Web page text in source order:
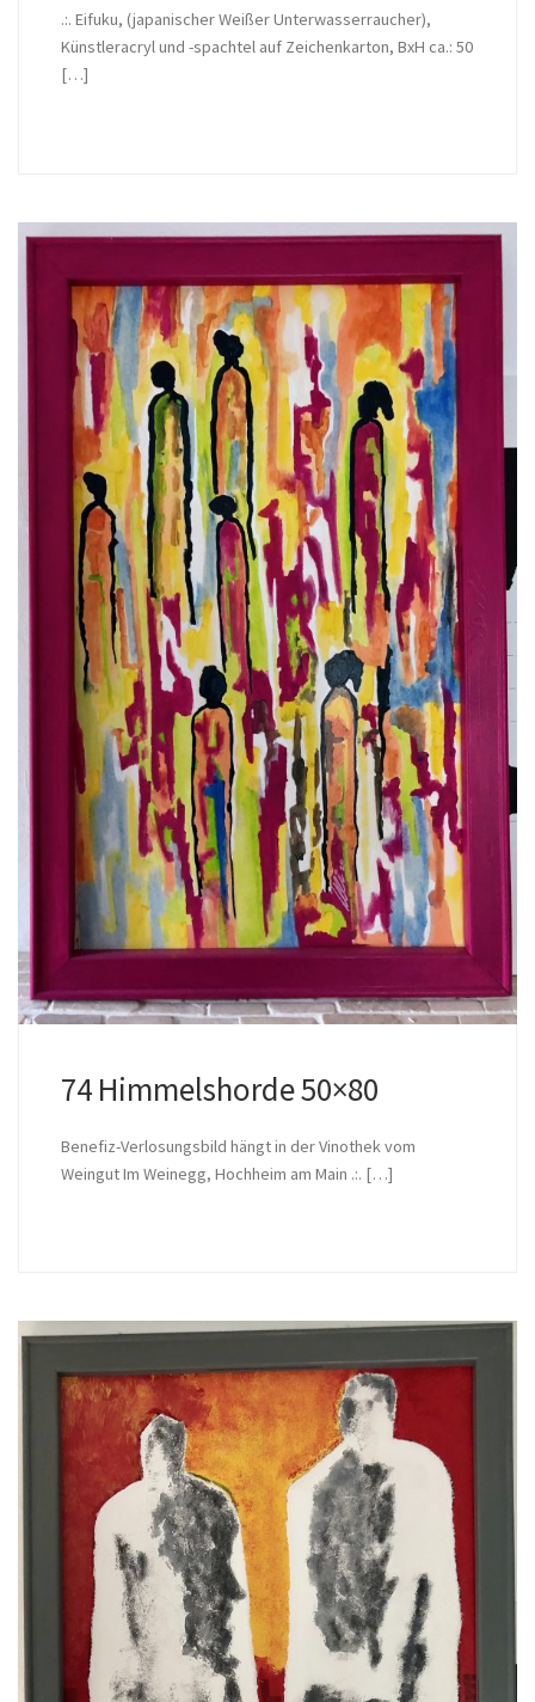
.:. Eifuku, (japanischer Weißer Unterwasserraucher),
Künstleracryl und -spachtel auf Zeichenkarton, BxH ca.: 50
[…]
74 Himmelshorde 50×80
Benefiz-Verlosungsbild hängt in der Vinothek vom
Weingut Im Weinegg, Hochheim am Main .:. […]